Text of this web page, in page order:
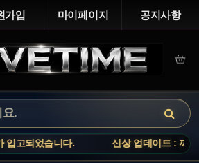
가입 마이페이지 공지사항
고되었습니다. 신상 업데이트 : 까르